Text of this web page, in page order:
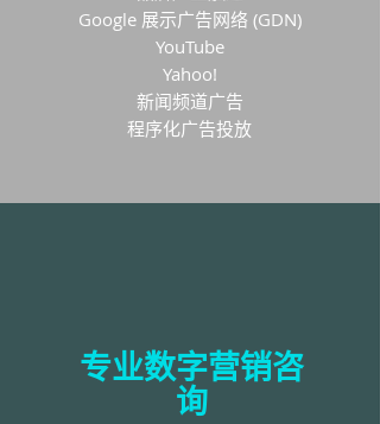
Google 展示广告网络 (GDN)
YouTube
Yahoo!
新闻频道广告
程序化广告投放
专业数字营销咨
询